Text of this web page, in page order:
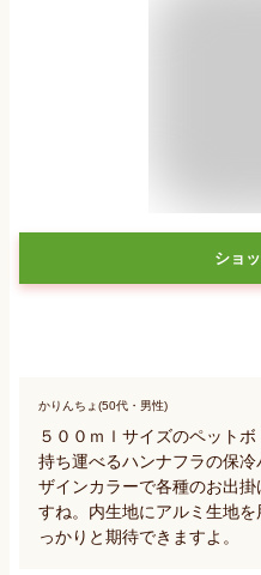
ショ
かりんちょ(50代・男性)
５００ｍｌサイズのペット
持ち運べるハンナフラの保
ザインカラーで各種のお出
すね。内生地にアルミ生地
っかりと期待できますよ。